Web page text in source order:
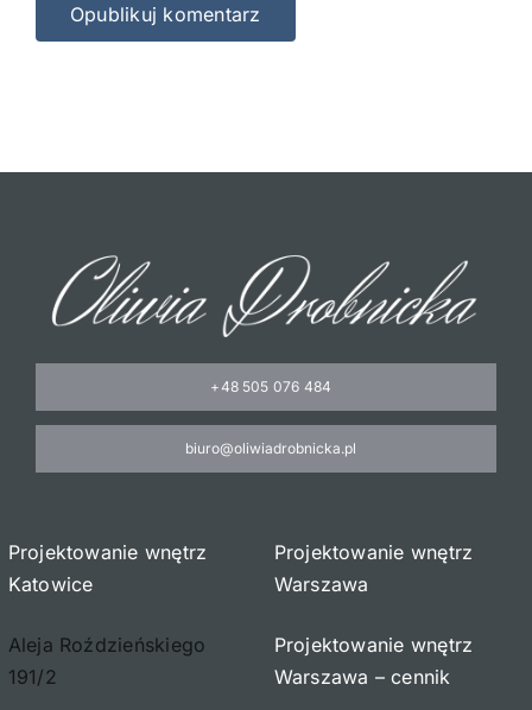
+48 505 076 484
biuro@oliwiadrobnicka.pl
Projektowanie wnętrz
Katowice
Aleja Roździeńskiego
191/2
Projektowanie wnętrz
Warszawa
Projektowanie wnętrz
Warszawa – cennik